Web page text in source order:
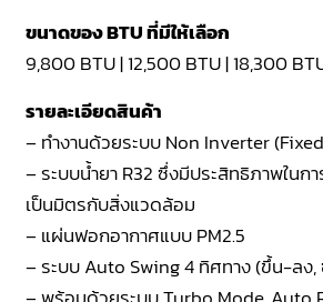
ขนาดของ BTU ที่มีให้เลือก
9,800 BTU | 12,500 BTU | 18,300
รายละเอียดสินค้า
– ทำงานด้วยระบบ Non Inverter
– ระบบน้ำยา R32 ซึ่งมีประสิทธิภาพในก
เป็นมิตรกับสิ่งแวดล้อม
– แผ่นฟอกอากาศแบบ PM2.5
– ระบบ Auto Swing 4 ทิศทาง (ขึ้น-ลง,